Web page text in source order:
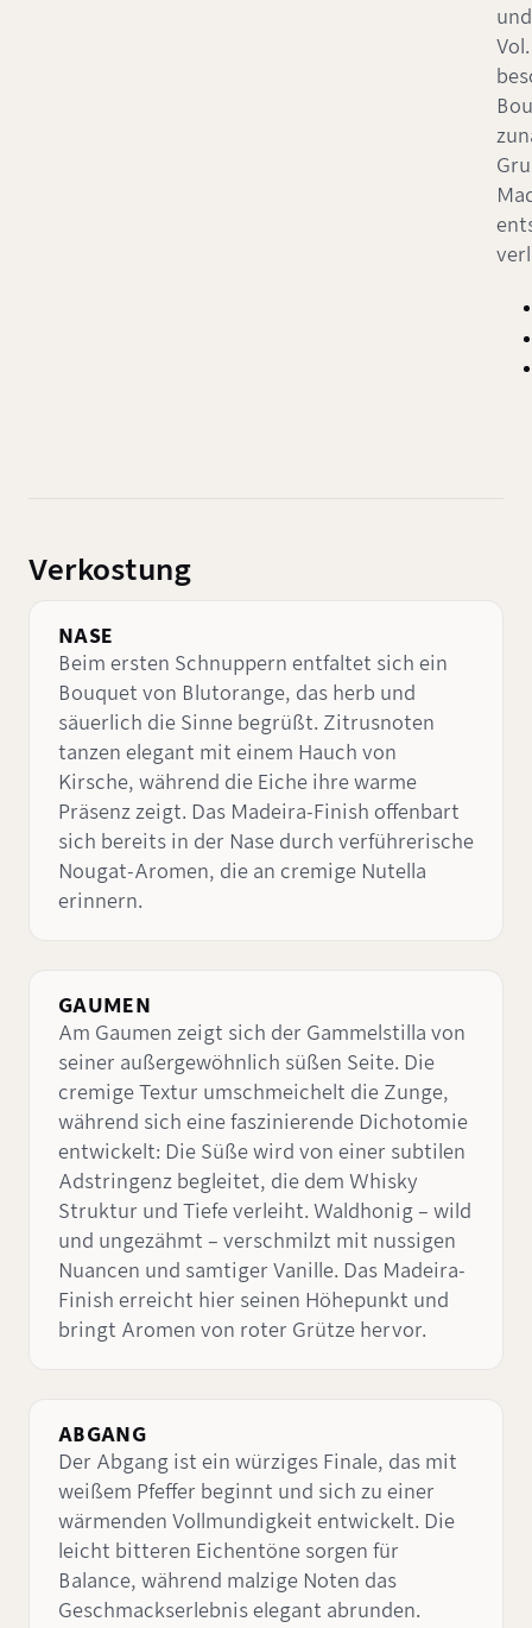
Verkostung
NASE
Beim ersten Schnuppern entfaltet sich ein
Bouquet von Blutorange, das herb und
säuerlich die Sinne begrüßt. Zitrusnoten
tanzen elegant mit einem Hauch von
Kirsche, während die Eiche ihre warme
Präsenz zeigt. Das Madeira-Finish offenbart
sich bereits in der Nase durch verführerische
Nougat-Aromen, die an cremige Nutella
erinnern.
GAUMEN
Am Gaumen zeigt sich der Gammelstilla von
seiner außergewöhnlich süßen Seite. Die
cremige Textur umschmeichelt die Zunge,
während sich eine faszinierende Dichotomie
entwickelt: Die Süße wird von einer subtilen
Adstringenz begleitet, die dem Whisky
Struktur und Tiefe verleiht. Waldhonig – wild
und ungezähmt – verschmilzt mit nussigen
Nuancen und samtiger Vanille. Das Madeira-
Finish erreicht hier seinen Höhepunkt und
bringt Aromen von roter Grütze hervor.
ABGANG
Der Abgang ist ein würziges Finale, das mit
weißem Pfeffer beginnt und sich zu einer
wärmenden Vollmundigkeit entwickelt. Die
leicht bitteren Eichentöne sorgen für
Balance, während malzige Noten das
Geschmackserlebnis elegant abrunden.